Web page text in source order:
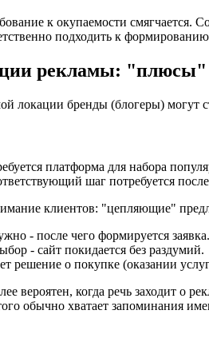
к окупаемости
подходить к
рекламы:
локации бренды (блогеры)
платформа для набора
шаг потребуется
клиентов: "цепляющие"
- после чего формируется заявка.
- сайт покидается без раздумий.
решение о покупке (оказании
вероятен, когда речь заходит о
обычно хватает запоминания